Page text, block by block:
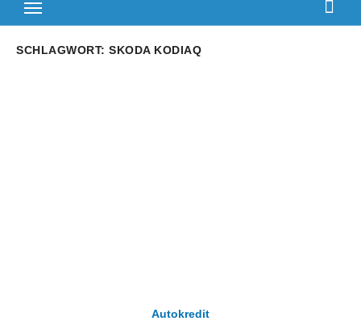
SCHLAGWORT: SKODA KODIAQ
Autokredit